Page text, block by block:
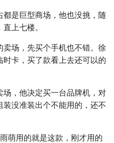
是巨型商场，他也没挑，随
上七楼。
场，先买个手机也不错。徐
卡，买了款看上去还可以的
，他决定买一台品牌机，对
没准装出个不能用的，还不
萌用的就是这款，刚才用的